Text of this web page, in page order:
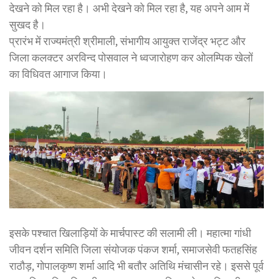
देखने को मिल रहा है। अभी देखने को मिल रहा है, यह अपने आम में
सुखद है।
प्रारंभ में राज्यमंत्री श्रीमाली, संभागीय आयुक्त राजेंद्र भट्ट और
जिला कलक्टर अरविन्द पोसवाल ने ध्वजारोहण कर ओलम्पिक खेलों
का विधिवत आगाज किया।
इसके पश्चात खिलाड़ियों के मार्चपास्ट की सलामी ली। महात्मा गांधी
जीवन दर्शन समिति जिला संयोजक पंकज शर्मा, समाजसेवी फतहसिंह
राठौड़, गोपालकृष्ण शर्मा आदि भी बतौर अतिथि मंचासीन रहे। इससे पूर्व